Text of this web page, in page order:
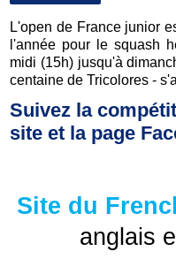
L'open de France junior
l'année pour le squash
midi (15h) jusqu'à
centaine de Tricolores -
Suivez la
site et la page
Site du
anglais